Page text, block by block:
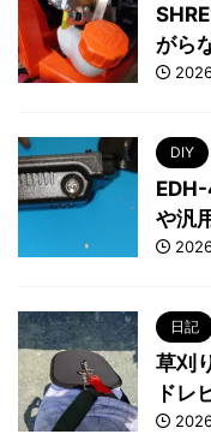
がら
DIY
や汎
日記
草刈
ドレ